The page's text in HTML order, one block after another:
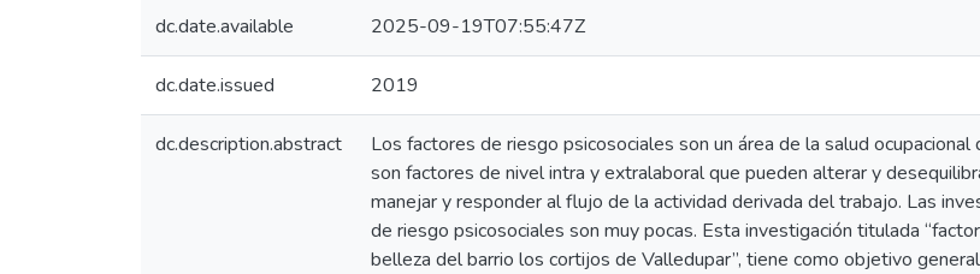
dc.date.available 2025-09-19T07:55:47Z
dc.date.issued 2019
dc.description.abstract
Los factores de riesgo psicosociales son un área de la salud
son factores de nivel intra y extralaboral que pueden alterar y
manejar y responder al flujo de la actividad derivada del trabajo. Las
de riesgo psicosociales son muy pocas. Esta investigación titulada
belleza del barrio los cortijos de Valledupar”, tiene como objetivo